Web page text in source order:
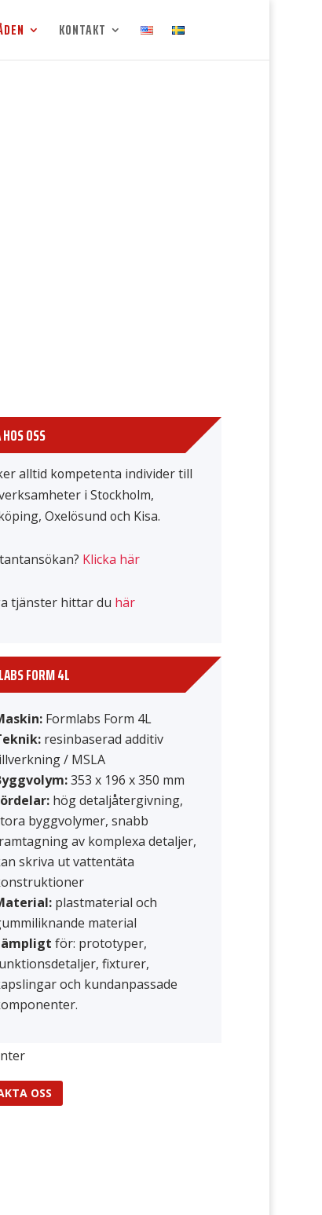
KONTAKT
OSS
alltid kompetenta individer till
i Stockholm,
Oxelösund och Kisa.
Klicka här
tjänster hittar du här
FORM 4L
Formlabs Form 4L
resinbaserad additiv
/ MSLA
353 x 196 x 350 mm
hög detaljåtergivning,
byggvolymer, snabb
av komplexa detaljer,
skriva ut vattentäta
plastmaterial och
material
för: prototyper,
fixturer,
och kundanpassade
OSS